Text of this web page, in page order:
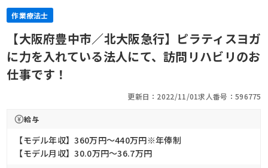
作業療法士
【大阪府豊中市／北大阪急行】ピラティスヨガ
に力を入れている法人にて、訪問リハビリのお
仕事です！
更新日：2022/11/01求人番号：596775
給与
【モデル年収】360万円〜440万円※年俸制
【モデル月収】30.0万円〜36.7万円